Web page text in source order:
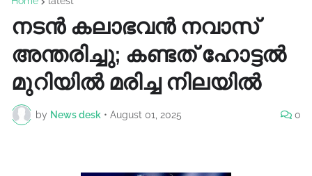
നടൻ കലാഭവൻ നവാസ്
അന്തരിച്ചു; കണ്ടത് ഹോട്ടൽ
മുറിയിൽ മരിച്ച നിലയിൽ
by News desk • August 01, 2025 0